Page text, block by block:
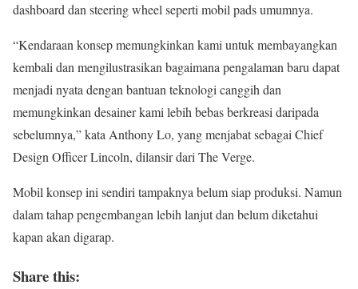
dashboard dan steering wheel seperti mobil pads umumnya.
“Kendaraan konsep memungkinkan kami untuk membayangkan
kembali dan mengilustrasikan bagaimana pengalaman baru dapat
menjadi nyata dengan bantuan teknologi canggih dan
memungkinkan desainer kami lebih bebas berkreasi daripada
sebelumnya,” kata Anthony Lo, yang menjabat sebagai Chief
Design Officer Lincoln, dilansir dari The Verge.
Mobil konsep ini sendiri tampaknya belum siap produksi. Namun
dalam tahap pengembangan lebih lanjut dan belum diketahui
kapan akan digarap.
Share this: